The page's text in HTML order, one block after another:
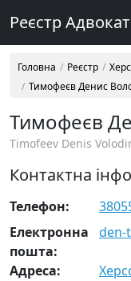
Реєстр
Головна Реєстр
Тимофеєв Денис
Тимофеєв
Timofeev Denis
Контактна
Телефон:
Електронна
пошта:
den-
Адреса: